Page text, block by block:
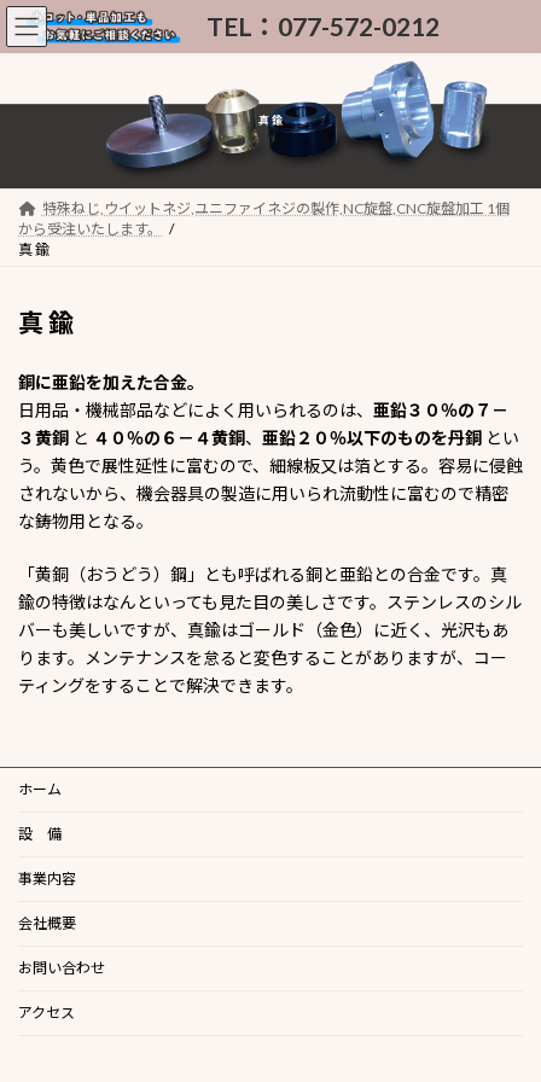
コ
ン
テ
ツ
ナ
ビ
ゲ
シ
真 鍮
特殊ねじ,ウイットネジ,ユニファイネジの製作,NC旋盤,CNC旋盤加工 1個
から受注いたします。
真 鍮
真 鍮
銅に亜鉛を加えた合金。
日用品・機械部品などによく用いられるのは、 亜鉛３０％の７－
３黄銅 と ４０％の６－４黄銅、 亜鉛２０％以下のものを丹銅 とい
う。黄色で展性延性に富むので、細線板又は箔とする。容易に侵蝕
されないから、機会器具の製造に用いられ流動性に富むので精密
な鋳物用となる。
「黄銅（おうどう）鋼」とも呼ばれる銅と亜鉛との合金です。真
鍮の特徴はなんといっても見た目の美しさです。ステンレスのシル
バーも美しいですが、真鍮はゴールド（金色）に近く、光沢もあ
ります。メンテナンスを怠ると変色することがありますが、コー
ティングをすることで解決できます。
ホーム
設 備
事業内容
会社概要
お問い合わせ
アクセス